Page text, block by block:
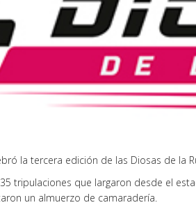
la tercera edición de las Diosas de la
tripulaciones que largaron desde el
un almuerzo de camaradería.